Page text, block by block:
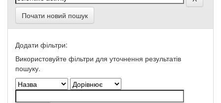
Почати новий пошук
Додати фільтри:
Використовуйте фільтри для уточнення результатів
пошуку.